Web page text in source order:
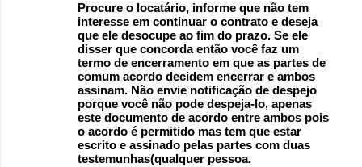
Procure o locatário, informe que não tem
interesse em continuar o contrato e deseja
que ele desocupe ao fim do prazo. Se ele
disser que concorda então você faz um
termo de encerramento em que as partes de
comum acordo decidem encerrar e ambos
assinam. Não envie notificação de despejo
porque você não pode despeja-lo, apenas
este documento de acordo entre ambos pois
o acordo é permitido mas tem que estar
escrito e assinado pelas partes com duas
testemunhas(qualquer pessoa.